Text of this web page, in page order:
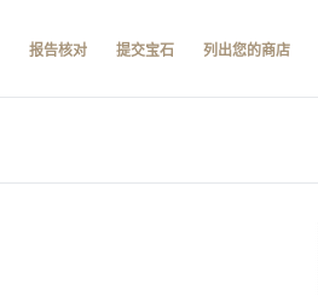
报告核对 提交宝石 列出您的商店